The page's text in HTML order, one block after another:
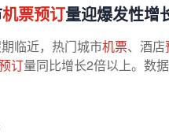
机票预订量迎爆发性增
临近，热门城市机票、酒店
订量同比增长2倍以上。数